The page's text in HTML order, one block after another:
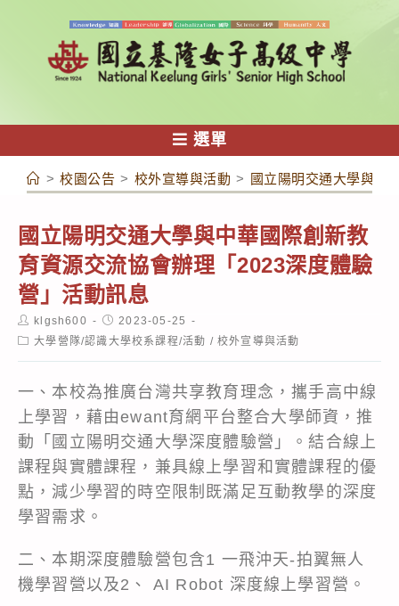
容
選單
> 校園公告 > 校外宣導與活動 > 國立陽明交通大學與中
國立陽明交通大學與中華國際創新教
育資源交流協會辦理「2023深度體驗
營」活動訊息
Post
author:
klgsh600
Post
published:
2023-05-25
Post大學營隊/認識大學校系課程/活動 / 校外宣導與活動
一、本校為推廣台灣共享教育理念，攜手高中線
上學習，藉由ewant育網平台整合大學師資，推
動「國立陽明交通大學深度體驗營」。結合線上
課程與實體課程，兼具線上學習和實體課程的優
點，減少學習的時空限制既滿足互動教學的深度
學習需求。
二、本期深度體驗營包含1 一飛沖天-拍翼無人
機學習營以及2、 AI Robot 深度線上學習營。